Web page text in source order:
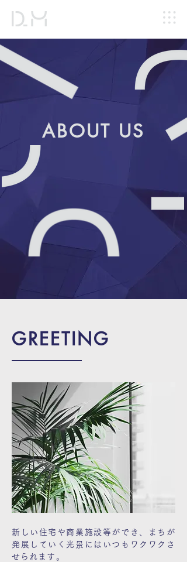
ABOUT US
GREETING
新しい住宅や商業施設等ができ、まちが
発展していく光景にはいつもワクワクさ
せられます。